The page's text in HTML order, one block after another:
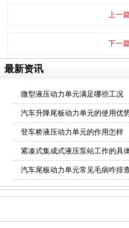
上一
下一
最新资讯
微型液压动力单元满足哪些工况
汽车升降尾板动力单元的使用优
登车桥液压动力单元的作用怎样
紧凑式集成式液压泵站工作的具
汽车尾板动力单元常见毛病咋排
80L液压升降阀 汽车